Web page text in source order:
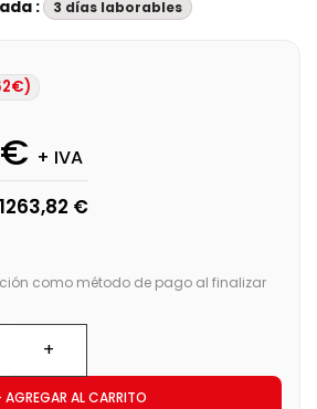
:
3 días laborables
+ IVA
1263,82 €
como método de pago al finalizar
AGREGAR AL CARRITO